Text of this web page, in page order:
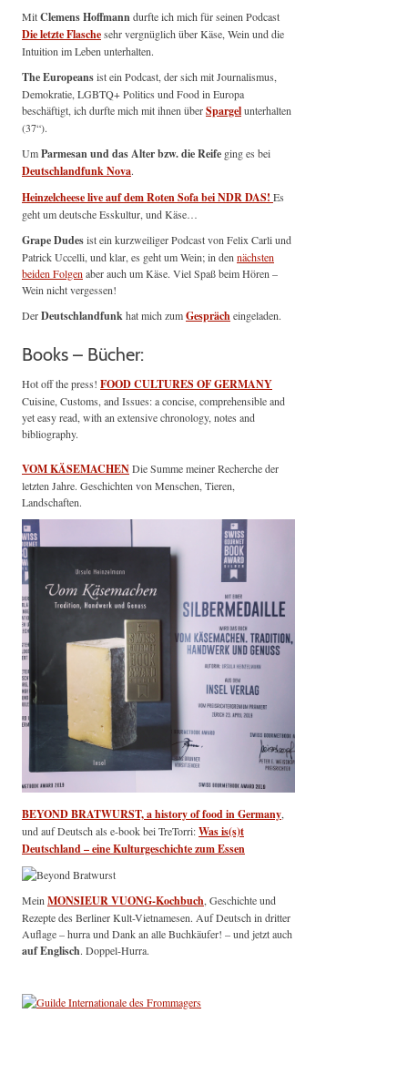
MitClemens Hoffmanndurfte ich mich für seinen Podcast
Die letzte Flaschesehr vergnüglich über Käse, Wein und die
Intuition im Leben unterhalten.
The Europeansist ein Podcast, der sich mit Journalismus,
Demokratie, LGBTQ+ Politics und Food in Europa
beschäftigt, ich durfte mich mit ihnen überSpargelunterhalten
(37“).
UmParmesan und das Alter bzw. die Reife ging es bei
Deutschlandfunk Nova.
Heinzelcheese live auf dem Roten Sofa bei NDR DAS! Es
geht um deutsche Esskultur, und Käse…
Grape Dudesist ein kurzweiliger Podcast von Felix Carli und
Patrick Uccelli, und klar, es geht um Wein; in den nächsten
beiden Folgen aber auch um Käse. Viel Spaß beim Hören –
Wein nicht vergessen!
DerDeutschlandfunkhat mich zumGesprächeingeladen.
Books – Bücher:
Hot off the press! FOOD CULTURES OF GERMANY
Cuisine, Customs, and Issues: a concise, comprehensible and
yet easy read, with an extensive chronology, notes and
bibliography.
VOM KÄSEMACHENDie Summe meiner Recherche der
letzten Jahre. Geschichten von Menschen, Tieren,
Landschaften.
BEYOND BRATWURST, a history of food in Germany
und auf Deutsch als e-book bei TreTorri:Was is(s)t
Deutschland – eine Kulturgeschichte zum Essen
Mein MONSIEUR VUONG-Kochbuch , Geschichte und
Rezepte des Berliner Kult-Vietnamesen. Auf Deutsch in dritter
Auflage – hurra und Dank an alle Buchkäufer! – und jetzt auch
auf Englisch. Doppel-Hurra.